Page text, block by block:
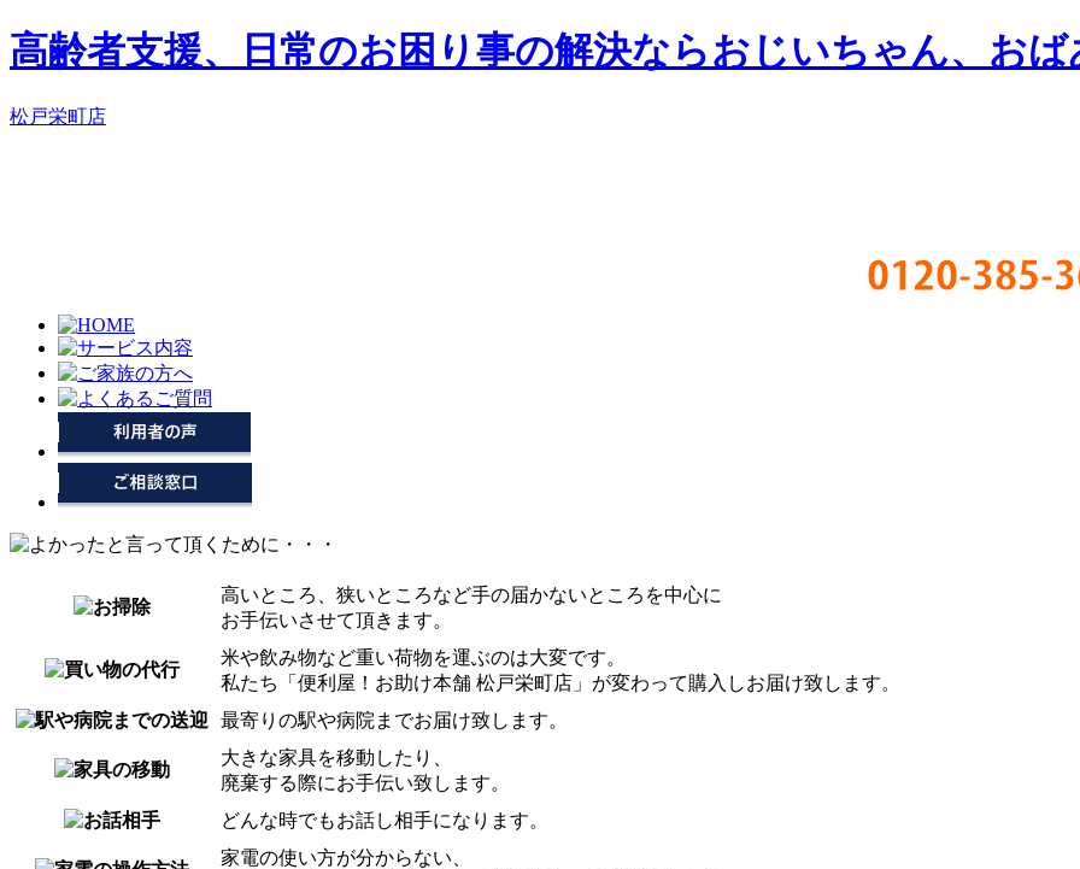
高齢者支援、日常のお困り事の解決ならおじいちゃん、お
松戸栄町店
0120-385-
高いところ、狭いところなど手の届かないところを中心に
お手伝いさせて頂きます。
米や飲み物など重い荷物を運ぶのは大変です。
私たち「便利屋！お助け本舗 松戸栄町店」が変わって購入しお届け致します。
最寄りの駅や病院までお届け致します。
大きな家具を移動したり、
廃棄する際にお手伝い致します。
どんな時でもお話し相手になります。
家電の使い方が分からない、